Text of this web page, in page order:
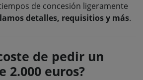
de concesión ligeramente
detalles, requisitios y más.
de pedir un
2.000 euros?